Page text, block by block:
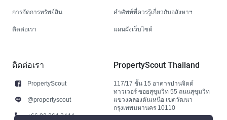
การจัดการทรัพย์สิน
ติดต่อเรา
คำศัพท์ที่ควรรู้เกี่ยวกับอสังหาฯ
แผนผังเว็บไซต์
ติดต่อเรา
PropertyScout
@propertyscout
+66 92 264 3444
PropertyScout Thailand
117/17 ชั้น 15 อาคารปานจิตต์
ทาวเวอร์ ซอยสุขุมวิท 55 ถนนสุขุมวิท
แขวงคลองตันเหนือ เขตวัฒนา
กรุงเทพมหานคร 10110